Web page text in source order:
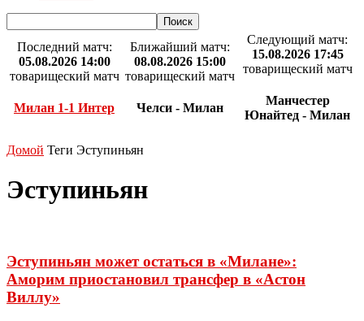
Последний матч:
05.08.2026 14:00
товарищеский матч
Милан 1-1 Интер
Ближайший матч:
08.08.2026 15:00
товарищеский матч
Челси - Милан
Следующий матч:
15.08.2026 17:45
товарищеский матч
Манчестер
Юнайтед - Милан
Домой Теги Эступиньян
Эступиньян
Эступиньян может остаться в «Милане»:
Аморим приостановил трансфер в «Астон
Виллу»